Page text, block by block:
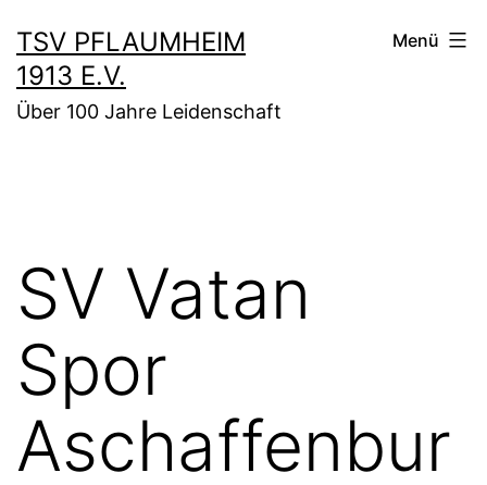
Inhalt
springen
TSV PFLAUMHEIM
1913 E.V.
Über 100 Jahre Leidenschaft
Menü
SV Vatan
Spor
Aschaffenbur